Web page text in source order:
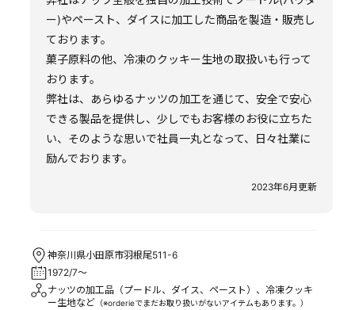
ー)やペースト、ダイスに加工した商品を製造・販売し
ております。
菓子原料の他、冷凍のクッキー生地の取扱いも行って
おります。
弊社は、あらゆるナッツの加工を通じて、安全で安心
できる製品を提供し、少しでもお客様のお役に立ちた
い、そのような思いで社員一丸となって、日々社業に
励んでおります。
2023年6月更新
神奈川県小田原市羽根尾511-6
1972/7～
ナッツの加工品（プードル、ダイス、ペースト）、冷凍クッキ
ー生地など （※orderieでまだお取り扱いがないアイテムもあります。）